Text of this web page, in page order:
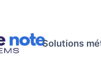
Solutions